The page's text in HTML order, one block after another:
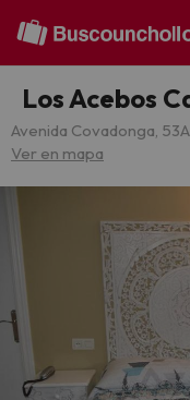
Los Acebos
Avenida Covadonga, 53
Ver en mapa